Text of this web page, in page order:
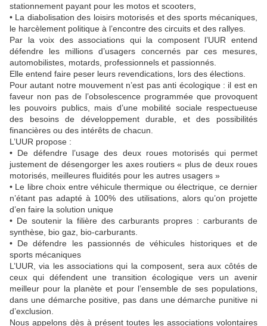
stationnement payant pour les motos et scooters,
• La diabolisation des loisirs motorisés et des sports mécaniques,
le harcèlement politique à l’encontre des circuits et des rallyes.
Par la voix des associations qui la composent l’UUR entend
défendre les millions d’usagers concernés par ces mesures,
automobilistes, motards, professionnels et passionnés.
Elle entend faire peser leurs revendications, lors des élections.
Pour autant notre mouvement n’est pas anti écologique : il est en
faveur non pas de l’obsolescence programmée que provoquent
les pouvoirs publics, mais d’une mobilité sociale respectueuse
des besoins de développement durable, et des possibilités
financières ou des intérêts de chacun.
L’UUR propose :
• De défendre l’usage des deux roues motorisés qui permet
justement de désengorger les axes routiers « plus de deux roues
motorisés, meilleures fluidités pour les autres usagers »
• Le libre choix entre véhicule thermique ou électrique, ce dernier
n’étant pas adapté à 100% des utilisations, alors qu’on projette
d’en faire la solution unique
• De soutenir la filière des carburants propres : carburants de
synthèse, bio gaz, bio-carburants.
• De défendre les passionnés de véhicules historiques et de
sports mécaniques
L’UUR, via les associations qui la composent, sera aux côtés de
ceux qui défendent une transition écologique vers un avenir
meilleur pour la planète et pour l’ensemble de ses populations,
dans une démarche positive, pas dans une démarche punitive ni
d’exclusion.
Nous appelons dès à présent toutes les associations volontaires